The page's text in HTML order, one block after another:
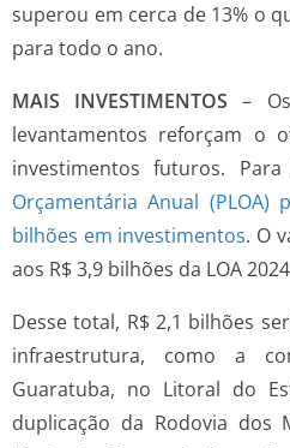
superou em cerca de 13% o
para todo o ano.
MAIS INVESTIMENTOS –
levantamentos reforçam o
investimentos futuros.
Orçamentária Anual
bilhões em investimentos. O
aos R$ 3,9 bilhões da LOA
Desse total, R$ 2,1 bilhões
infraestrutura, como a
Guaratuba, no Litoral do
duplicação da Rodovia dos